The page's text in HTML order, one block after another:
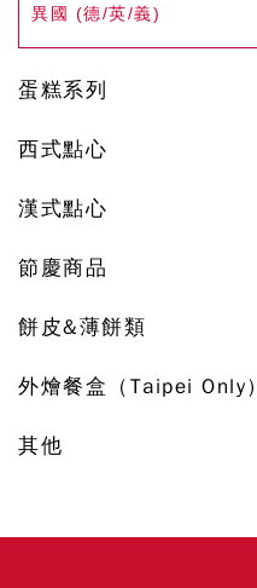
異國 (德/英/義)
蛋糕系列
西式點心
漢式點心
節慶商品
餅皮&薄餅類
外燴餐盒（Taipei Only）
其他